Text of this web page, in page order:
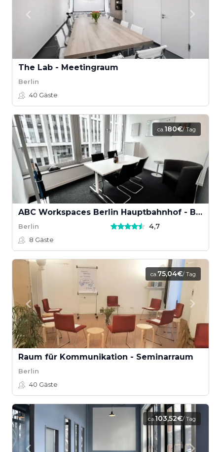
The Lab - Meetingraum
Berlin
40 Gäste
ca.180€/ Tag
ABC Workspaces Berlin Hauptbahnhof - Bertha
Berlin 4,7
8 Gäste
ca.75,04€/ Tag
Raum für Kommunikation - Seminarraum
Berlin
40 Gäste
ca.103,52€/ Tag